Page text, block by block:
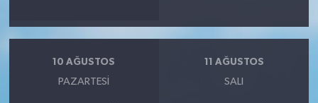
10 AĞUSTOS
PAZARTESI
11 AĞUSTOS
SALI